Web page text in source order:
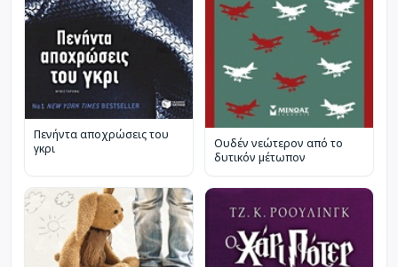
Πενήντα αποχρώσεις του
γκρι
Ουδέν νεώτερον από το
δυτικόν μέτωπον